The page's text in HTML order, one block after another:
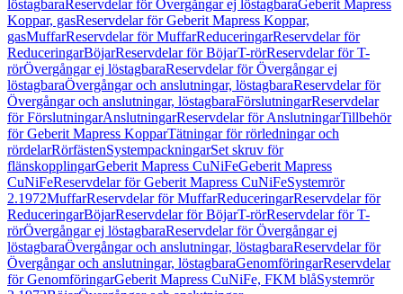
löstagbaraReservdelar för Övergångar ej löstagbaraGeberit Mapress
Koppar, gasReservdelar för Geberit Mapress Koppar,
gasMuffarReservdelar för MuffarReduceringarReservdelar för
ReduceringarBöjarReservdelar för BöjarT-rörReservdelar för T-
rörÖvergångar ej löstagbaraReservdelar för Övergångar ej
löstagbaraÖvergångar och anslutningar, löstagbaraReservdelar för
Övergångar och anslutningar, löstagbaraFörslutningarReservdelar
för FörslutningarAnslutningarReservdelar för AnslutningarTillbehör
för Geberit Mapress KopparTätningar för rörledningar och
rördelarRörfästenSystempackningarSet skruv för
flänskopplingarGeberit Mapress CuNiFeGeberit Mapress
CuNiFeReservdelar för Geberit Mapress CuNiFeSystemrör
2.1972MuffarReservdelar för MuffarReduceringarReservdelar för
ReduceringarBöjarReservdelar för BöjarT-rörReservdelar för T-
rörÖvergångar ej löstagbaraReservdelar för Övergångar ej
löstagbaraÖvergångar och anslutningar, löstagbaraReservdelar för
Övergångar och anslutningar, löstagbaraGenomföringarReservdelar
för GenomföringarGeberit Mapress CuNiFe, FKM blåSystemrör